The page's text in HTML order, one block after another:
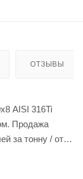
ОТЗЫВЫ
AISI 316Ti
Продажа
тонну / от